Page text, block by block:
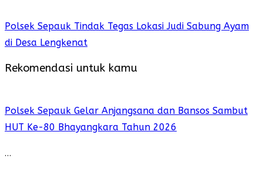
Polsek Sepauk Tindak Tegas Lokasi Judi Sabung Ayam
di Desa Lengkenat
Rekomendasi untuk kamu
Polsek Sepauk Gelar Anjangsana dan Bansos Sambut
HUT Ke-80 Bhayangkara Tahun 2026
…